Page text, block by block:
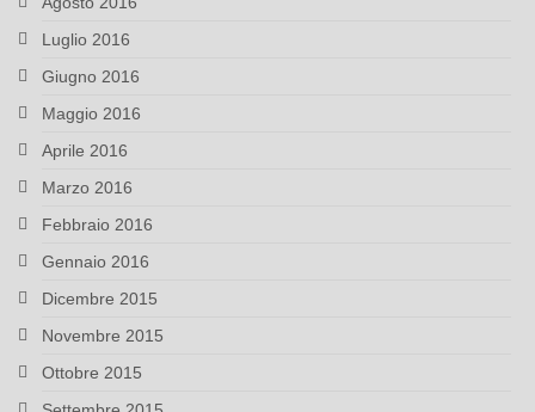
Luglio 2016
Giugno 2016
Maggio 2016
Aprile 2016
Marzo 2016
Febbraio 2016
Gennaio 2016
Dicembre 2015
Novembre 2015
Ottobre 2015